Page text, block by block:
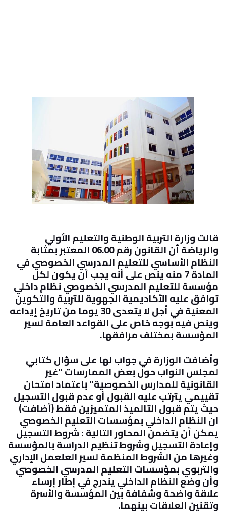
قالت وزارة التربية الوطنية والتعليم الأولي
والرياضة أن القانون رقم 06.00 المعتبر بمثابة
النظام الأساسي للتعليم المدرسي الخصوصي في
المادة 7 منه ينص على أنه يجب أن يكون لكل
مؤسسة للتعليم المدرسي الخصوصي نظام داخلي
توافق عليه الأكاديمية الجهوية للتربية والتكوين
المعنية في أجل لا يتعدى 30 يوما من تاريخ إيداعه
وينص فيه بوجه خاص على القواعد العامة لسير
المؤسسة بمختلف مرافقها.
وأضافت الوزارة في جواب لها على سؤال كتابي
لمجلس النواب حول بعض الممارسات "غير
القانونية للمدارس الخصوصية" باعتماد امتحان
تقييمي يترتب عليه القبول أو عدم قبول التسجيل
حيث يتم قبول التالميذ المتميزين فقط (أضافت)
ان النظام الداخلي بمؤسسات التعليم الخصوصي
يمكن أن يتضمن المحاور التالية : شروط التسجيل
وإعادة التسجيل وشروط تنظيم الدراسة بالمؤسسة
وغيرها من الشروط المنظمة لسير العلعمل الإداري
والتربوي بمؤسسات التعليم المدرسي الخصوصي
وأن وضع النظام الداخلي يندرج في إطار إرساء
علاقة واضحة وشفافة بين المؤسسة والأسرة
وتقنين العلاقات بينهما.